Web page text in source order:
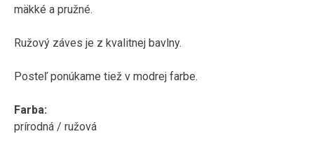
mäkké a pružné.
Ružový záves je z kvalitnej bavlny.
Posteľ ponúkame tiež v modrej farbe.
Farba:
prírodná / ružová